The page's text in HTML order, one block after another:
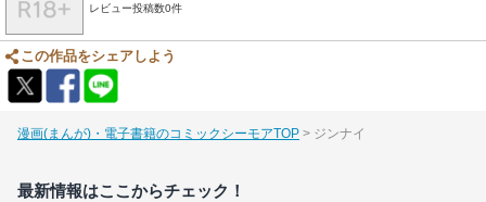
レビュー投稿数0件
この作品をシェアしよう
漫画(まんが)・電子書籍のコミックシーモアTOP ジンナイ
最新情報はここからチェック！